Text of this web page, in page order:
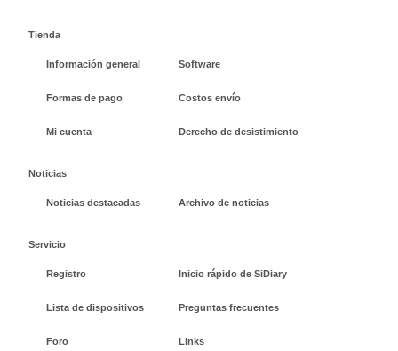
Tienda
Información general Software
Formas de pago Costos envío
Mi cuenta Derecho de desistimiento
Noticias
Noticias destacadas Archivo de noticias
Servicio
Registro Inicio rápido de SiDiary
Lista de dispositivos Preguntas frecuentes
Foro Links